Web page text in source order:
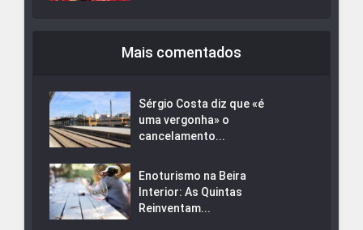
Mais comentados
Sérgio Costa diz que «é
uma vergonha» o
cancelamento...
Enoturismo na Beira
Interior: As Quintas
Reinventam...